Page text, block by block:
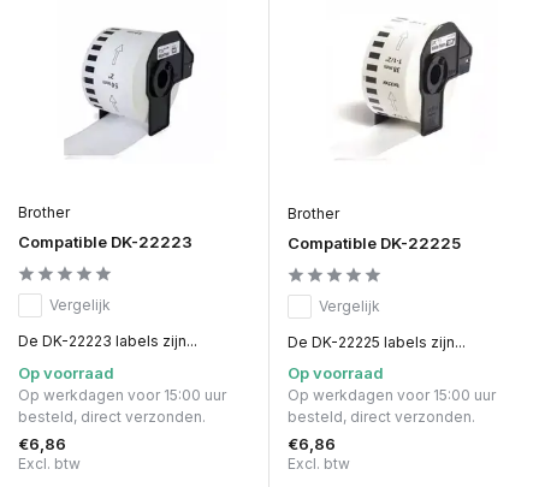
Brother
Compatible DK-22223
Vergelijk
De DK-22223 labels zijn...
Op voorraad
Op werkdagen voor 15:00 uur
besteld, direct verzonden.
€6,86
Excl. btw
Brother
Compatible DK-22225
Vergelijk
De DK-22225 labels zijn...
Op voorraad
Op werkdagen voor 15:00 uur
besteld, direct verzonden.
€6,86
Excl. btw